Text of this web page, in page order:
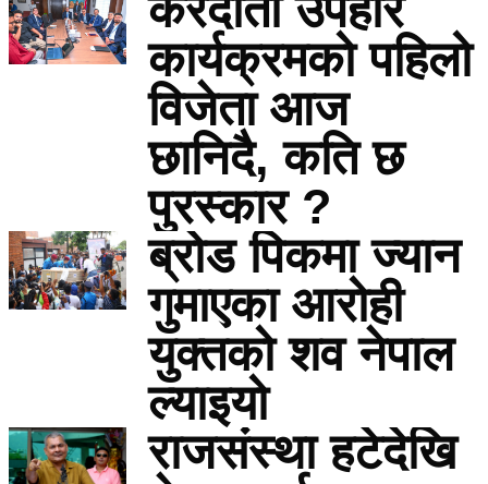
कार्यक्रमको पहिलो
विजेता आज
छानिदै, कति छ
पुरस्कार ?
ब्रोड पिकमा ज्यान
गुमाएका आरोही
युक्तको शव नेपाल
ल्याइयो
राजसंस्था हटेदेखि